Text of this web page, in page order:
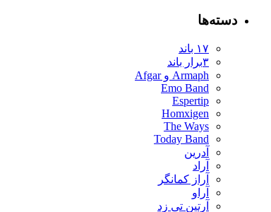
دسته‌ها
۱۷ باند
۳برار باند
Armaph و Afgar
Emo Band
Espertip
Homxigen
The Ways
Today Band
آدرین
آراد
آراز کمانگر
آراو
آرتین تی زد